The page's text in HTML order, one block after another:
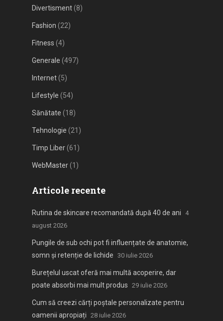
Divertisment(8)
Fashion (22)
Fitness (4)
Generale (497)
Internet(5)
Lifestyle (54)
Sănătate (18)
Tehnologie (21)
Timp Liber(61)
WebMaster(1)
Articole recente
Rutina de skincare recomandată după 40 de ani
4
august 2026
Pungile de sub ochi pot fi influențate de anatomie,
somn și retenție de lichide 30 iulie 2026
Burețelul uscat oferă mai multă acoperire, dar
poate absorbi mai mult produs 29 iulie 2026
Cum să creezi cărți poștale personalizate pentru
oamenii apropiați 28 iulie 2026